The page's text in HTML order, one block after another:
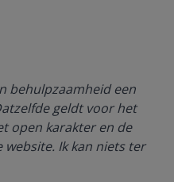
behulpzaamheid een
geldt voor het
open karakter en de
Ik kan niets ter